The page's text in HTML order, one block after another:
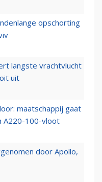
opschorting
langste vrachtvlucht
uit
maatschappij gaat
A220-100-vloot
door Apollo,